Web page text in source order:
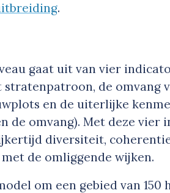
.
gaat uit van vier
de omvang
en de uiterlijke
de omvang). Met deze vier
diversiteit,
de omliggende wijken.
om een gebied van 150